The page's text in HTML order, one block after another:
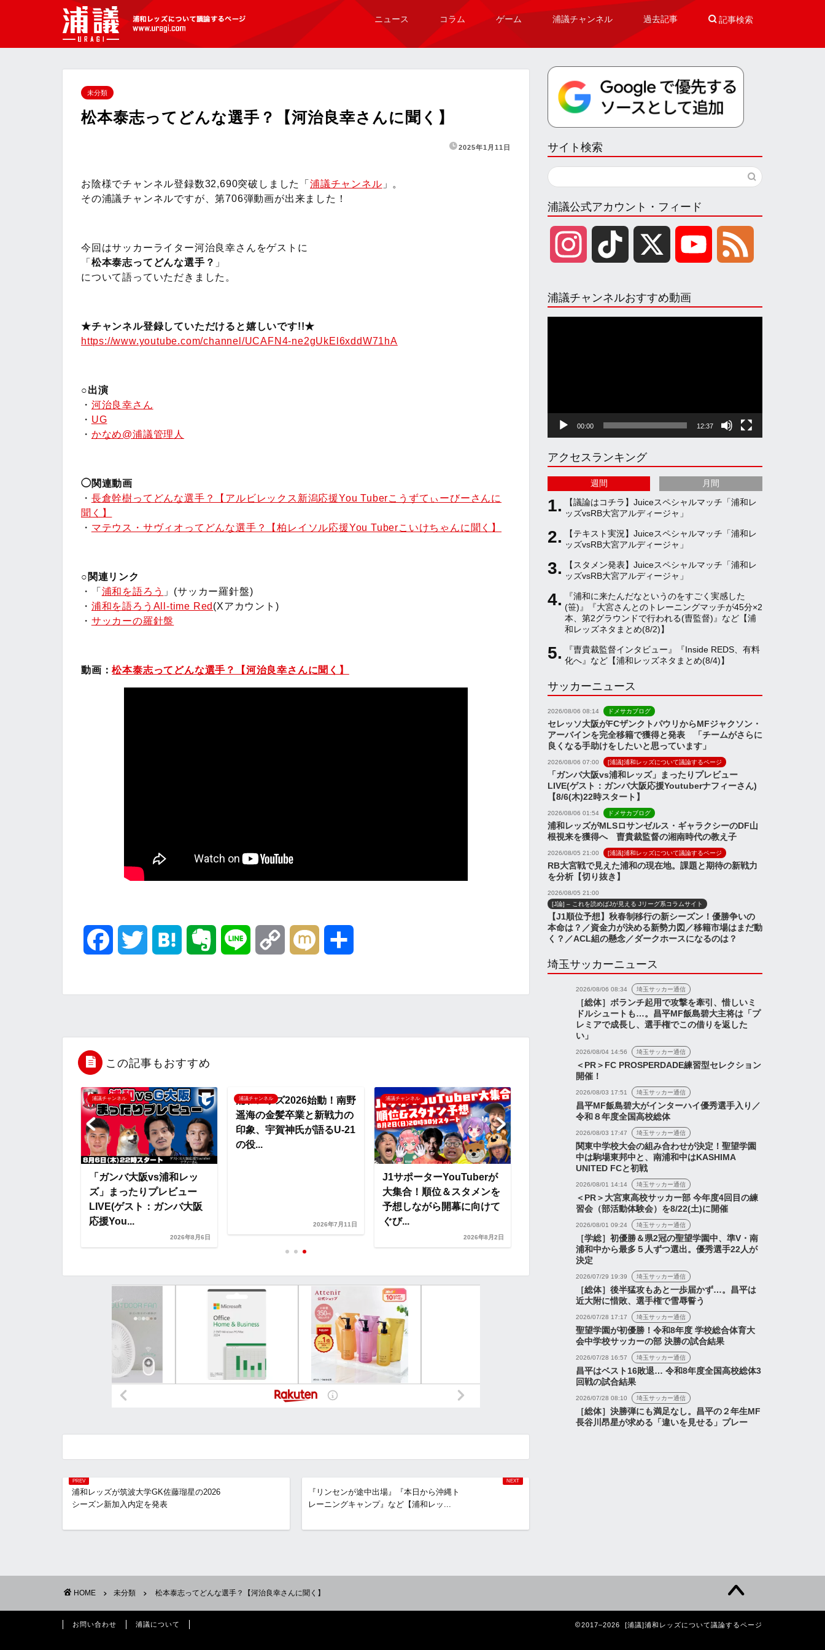
[浦議]浦和レッズについて議論するペ
ニュース コラム ゲーム 浦議チャンネル 過去記事  記事検索
未分類
松本泰志ってどんな選手？【河治良幸さんに聞く】
2025年1月11日
お陰様でチャンネル登録数32,690突破しました「 浦議チャンネル 」。
その浦議チャンネルですが、第706弾動画が出来ました！
今回はサッカーライター河治良幸さんをゲストに
「 松本泰志ってどんな選手？ 」
について語っていただきました。
★チャンネル登録していただけると嬉しいです!!★
https://www.youtube.com/channel/UCAFN4-ne2gUkEl6xddW71hA
○出演
・ 河治良幸さん
・ UG
・ かなめ@浦議管理人
◯関連動画
・ 長倉幹樹ってどんな選手？【アルビレックス新潟応援You Tuberこうずてぃーびーさんに
聞く】
・ マテウス・サヴィオってどんな選手？【柏レイソル応援You Tuberこいけちゃんに聞く】
○関連リンク
・「 浦和を語ろう 」(サッカー羅針盤)
・ 浦和を語ろうAll-time Red (Xアカウント)
・ サッカーの羅針盤
動画：松本泰志ってどんな選手？【河治良幸さんに聞く】
b
o
o
k
t
e
r
n
a o
n
この記事もおすすめ
浦議チャンネル
「ガンバ大阪vs浦和レッ
ズ」まったりプレビュー
LIVE(ゲスト：ガンバ大阪
応援You...
2026年8月6日
浦議チャンネル
浦和レッズ2026始動！南野
遥海の金髪卒業と新戦力の
印象、宇賀神氏が語るU-21
の役...
2026年7月11日
浦議チャンネル
J1サポーターYouTuberが
大集合！順位＆スタメンを
予想しながら開幕に向けて
ぐび...
2026年8月2日
「ガンバ大阪vs浦和レッ
ズ」まったりプレビュー
LIVE(ゲスト：ガンバ大阪
2026年8月6日
浦議チャンネル
浦和レッズ2026始動！南野
印象、宇賀神氏が語るU-21
の役...
浦和レッズが筑波大学GK佐藤瑠星の2026
シーズン新加入内定を発表
『リンセンが途中出場』『本日から沖縄ト
レーニングキャンプ』など【浦和レッ...
サイト検索
浦議公式アカウント・フィード
s
g
r
a
m
k
k
u
b
e
C
h
n
n
l
e
浦議チャンネルおすすめ動画
00:00 12:37
アクセスランキング
週間 月間
【議論はコチラ】Juiceスペシャルマッチ「浦和レ
ッズvsRB大宮アルディージャ」
【テキスト実況】Juiceスペシャルマッチ「浦和レ
ッズvsRB大宮アルディージャ」
【スタメン発表】Juiceスペシャルマッチ「浦和レ
ッズvsRB大宮アルディージャ」
『浦和に来たんだなというのをすごく実感した
(笹)』『大宮さんとのトレーニングマッチが45分×2
本、第2グラウンドで行われる(曺監督)』など【浦
和レッズネタまとめ(8/2)】
『曺貴裁監督インタビュー』『Inside REDS、有料
化へ』など【浦和レッズネタまとめ(8/4)】
サッカーニュース
2026/08/06 08:14 ドメサカブログ
セレッソ大阪がFCザンクトパウリからMFジャクソン・
アーバインを完全移籍で獲得と発表 「チームがさらに
良くなる手助けをしたいと思っています」
2026/08/06 07:00 [浦議]浦和レッズについて議論するページ
「ガンバ大阪vs浦和レッズ」まったりプレビュー
LIVE(ゲスト：ガンバ大阪応援Youtuberナフィーさん)
【8/6(木)22時スタート】
2026/08/06 01:54 ドメサカブログ
浦和レッズがMLSロサンゼルス・ギャラクシーのDF山
根視来を獲得へ 曺貴裁監督の湘南時代の教え子
2026/08/05 21:00 [浦議]浦和レッズについて議論するページ
RB大宮戦で見えた浦和の現在地。課題と期待の新戦力
を分析【切り抜き】
2026/08/05 21:00
[J論] – これを読めばJが見える Jリーグ系コラムサイト
【J1順位予想】秋春制移行の新シーズン！優勝争いの
本命は？／資金力が決める新勢力図／移籍市場はまだ動
く？／ACL組の懸念／ダークホースになるのは？
埼玉サッカーニュース
2026/08/06 08:34 埼玉サッカー通信
［総体］ボランチ起用で攻撃を牽引、惜しいミ
ドルシュートも…。昌平MF飯島碧大主将は「プ
レミアで成長し、選手権でこの借りを返した
い」
2026/08/04 14:56 埼玉サッカー通信
＜PR＞FC PROSPERDADE練習型セレクション
開催！
2026/08/03 17:51 埼玉サッカー通信
昌平MF飯島碧大がインターハイ優秀選手入り／
令和８年度全国高校総体
2026/08/03 17:47 埼玉サッカー通信
関東中学校大会の組み合わせが決定！聖望学園
中は駒場東邦中と、南浦和中はKASHIMA
UNITED FCと初戦
2026/08/01 14:14 埼玉サッカー通信
＜PR＞大宮東高校サッカー部 今年度4回目の練
習会（部活動体験会）を8/22(土)に開催
2026/08/01 09:24 埼玉サッカー通信
［学総］初優勝＆県2冠の聖望学園中、準V・南
浦和中から最多５人ずつ選出。優秀選手22人が
決定
2026/07/29 19:39 埼玉サッカー通信
［総体］後半猛攻もあと一歩届かず…。昌平は
近大附に惜敗、選手権で雪辱誓う
2026/07/28 17:17 埼玉サッカー通信
聖望学園が初優勝！令和8年度 学校総合体育大
会中学校サッカーの部 決勝の試合結果
2026/07/28 16:57 埼玉サッカー通信
昌平はベスト16敗退… 令和8年度全国高校総体3
回戦の試合結果
2026/07/28 08:10 埼玉サッカー通信
［総体］決勝弾にも満足なし。昌平の２年生MF
長谷川昂星が求める「違いを見せる」プレー
HOME 未分類 松本泰志ってどんな選手？【河治良幸さんに聞く】
お問い合わせ 浦議について 2017–2026 [浦議]浦和レッズについて議論するページ